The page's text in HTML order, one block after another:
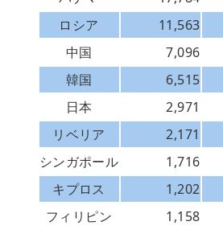
ロシア
11,563
中国
7,096
韓国
6,515
日本
2,971
リベリア
2,171
シンガポール
1,716
キプロス
1,202
フィリピン
1,158